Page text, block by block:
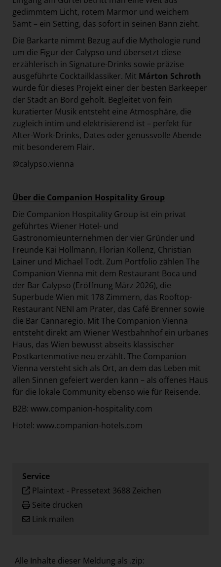
gedimmtem Licht, rotem Marmor und weichem
Samt – ein Setting, das sofort in seinen Bann zieht.
Die Barkarte nimmt Bezug auf die Mythologie rund
um die Figur der Calypso und übersetzt diese
erzählerisch in Signature-Drinks sowie präzise
ausgeführte Cocktailklassiker. Mit Márton Schroth
wurde für dieses Projekt einer der besten Barkeeper
der Stadt an Bord geholt. Begleitet von fein
kuratierter Musik entsteht eine Atmosphäre, die
zugleich intim und elektrisierend ist – perfekt für
After-Work-Drinks, Dates oder genussvolle Abende
mit besonderem Flair.
@calypso.vienna
Über die Companion Hospitality Group
Die Companion Hospitality Group ist ein privat
geführtes Wiener Hotel- und
Gastronomieunternehmen der vier Gründer und
Freunde Kai Hollmann, Florian Kollenz, Christian
Lainer und Michael Todt. Zum Portfolio zählen The
Companion Vienna mit dem Restaurant Boca und
der Bar Calypso (Eröffnung März 2026), die
Superbude Wien mit 178 Zimmern, das Rooftop-
Restaurant NENI am Prater, das Café Brenner sowie
die Bar Cannaregio. Mit The Companion Vienna
entsteht direkt am Wiener Westbahnhof ein urbanes
Haus, das Wien bewusst abseits klassischer
Postkartenmotive neu erzählt. The Companion
Vienna versteht sich als Ort, an dem das Leben mit
allen Sinnen gefeiert werden kann – als offenes Haus
für die lokale Community ebenso wie für Reisende.
B2B: www.companion-hospitality.com
Hotel: www.companion-hotels.com
Service
Plaintext - Pressetext 3688 Zeichen
Seite drucken
Link mailen
Alle Inhalte dieser Meldung als .zip: